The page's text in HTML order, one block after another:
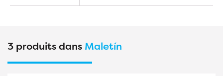
3 produits dans Maletín